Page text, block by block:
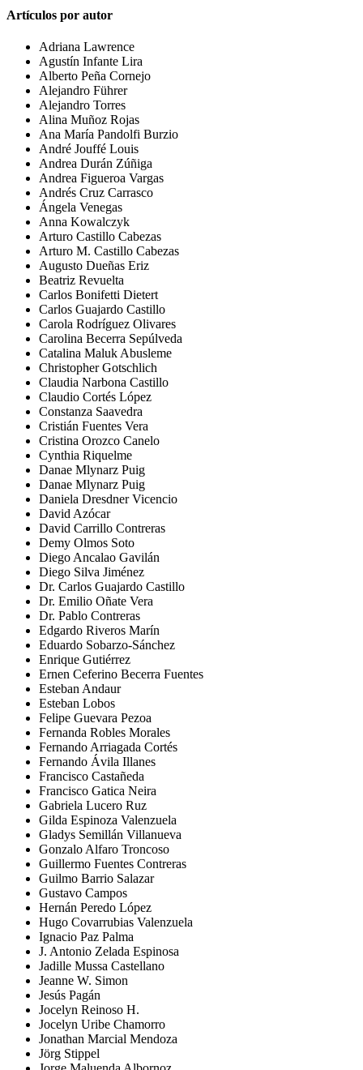
Artículos por autor
Adriana Lawrence
Agustín Infante Lira
Alberto Peña Cornejo
Alejandro Führer
Alejandro Torres
Alina Muñoz Rojas
Ana María Pandolfi Burzio
André Jouffé Louis
Andrea Durán Zúñiga
Andrea Figueroa Vargas
Andrés Cruz Carrasco
Ángela Venegas
Anna Kowalczyk
Arturo Castillo Cabezas
Arturo M. Castillo Cabezas
Augusto Dueñas Eriz
Beatriz Revuelta
Carlos Bonifetti Dietert
Carlos Guajardo Castillo
Carola Rodríguez Olivares
Carolina Becerra Sepúlveda
Catalina Maluk Abusleme
Christopher Gotschlich
Claudia Narbona Castillo
Claudio Cortés López
Constanza Saavedra
Cristián Fuentes Vera
Cristina Orozco Canelo
Cynthia Riquelme
Danae Mlynarz Puig
Danae Mlynarz Puig
Daniela Dresdner Vicencio
David Azócar
David Carrillo Contreras
Demy Olmos Soto
Diego Ancalao Gavilán
Diego Silva Jiménez
Dr. Carlos Guajardo Castillo
Dr. Emilio Oñate Vera
Dr. Pablo Contreras
Edgardo Riveros Marín
Eduardo Sobarzo-Sánchez
Enrique Gutiérrez
Ernen Ceferino Becerra Fuentes
Esteban Andaur
Esteban Lobos
Felipe Guevara Pezoa
Fernanda Robles Morales
Fernando Arriagada Cortés
Fernando Ávila Illanes
Francisco Castañeda
Francisco Gatica Neira
Gabriela Lucero Ruz
Gilda Espinoza Valenzuela
Gladys Semillán Villanueva
Gonzalo Alfaro Troncoso
Guillermo Fuentes Contreras
Guilmo Barrio Salazar
Gustavo Campos
Hernán Peredo López
Hugo Covarrubias Valenzuela
Ignacio Paz Palma
J. Antonio Zelada Espinosa
Jadille Mussa Castellano
Jeanne W. Simon
Jesús Pagán
Jocelyn Reinoso H.
Jocelyn Uribe Chamorro
Jonathan Marcial Mendoza
Jörg Stippel